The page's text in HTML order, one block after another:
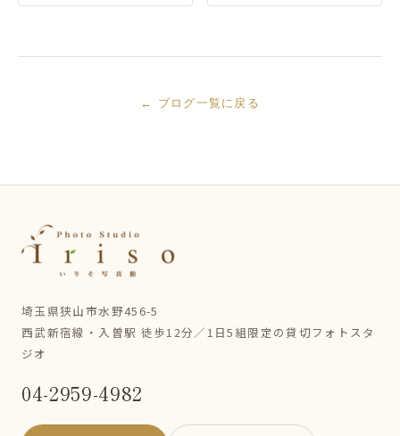
← ブログ一覧に戻る
埼玉県狭山市水野456-5
西武新宿線・入曽駅 徒歩12分／1日5組限定の貸切フォトスタ
ジオ
04-2959-4982